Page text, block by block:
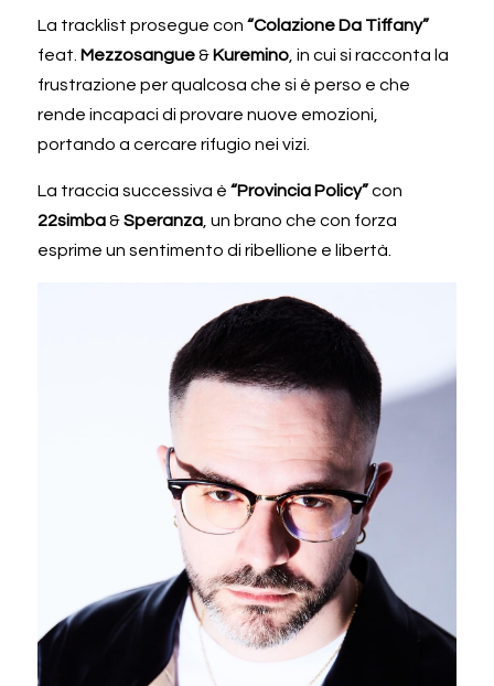
La tracklist prosegue con
feat. Mezzosangue & Kuremino , in cui si racconta la
frustrazione per qualcosa che si è perso e che
rende incapaci di provare nuove emozioni,
portando a cercare rifugio nei vizi.
La traccia successiva è “Provincia Policy”
22simba & Speranza , un brano che con forza
esprime un sentimento di ribellione e libertà.